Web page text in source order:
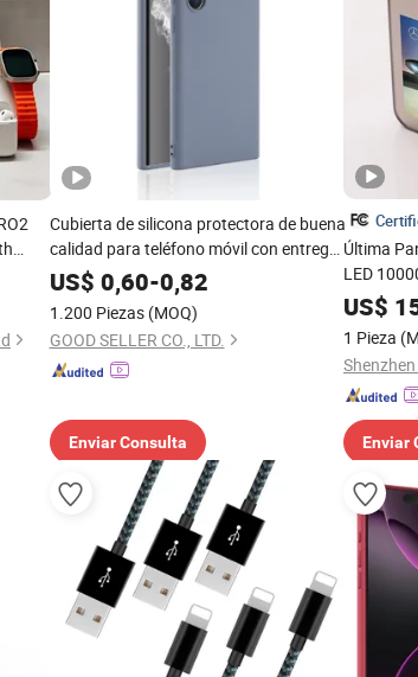
4 5
Cubierta de silicona protectora de buena
calidad para teléfono móvil con entrega
rápida promocional
US$ 0,60-0,82
1.200 Piezas (MOQ)
GOOD SELLER CO., LTD.
Enviar Consulta
Última
LED
Móviles
US$
1 Pieza
Enviar